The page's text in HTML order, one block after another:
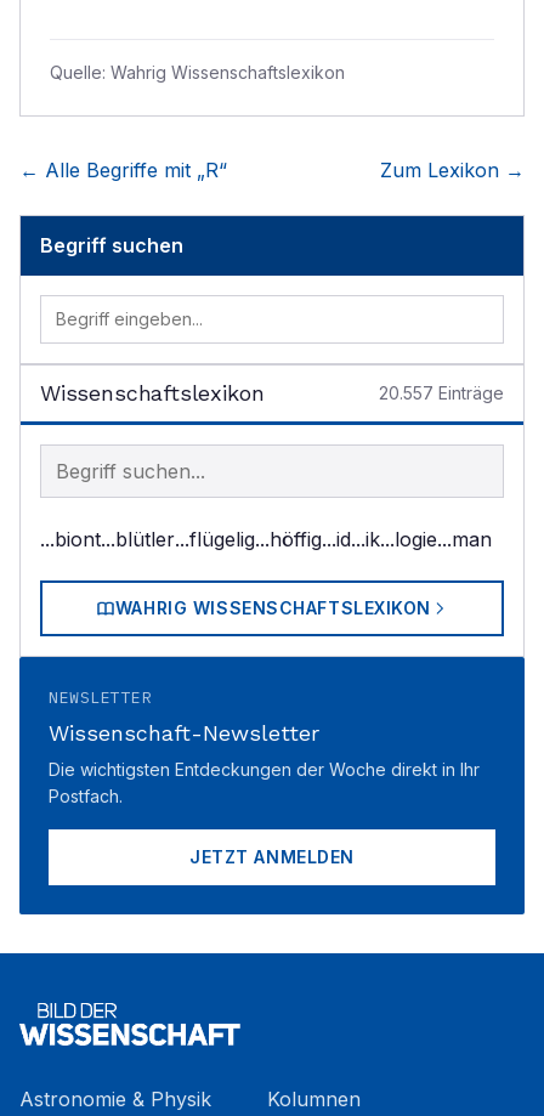
Quelle: Wahrig Wissenschaftslexikon
← Alle Begriffe mit „R“ Zum Lexikon →
Begriff suchen
Wissenschaftslexikon 20.557 Einträge
Begriff im Lexikon suchen
...biont...blütler...flügelig...höffig...id...ik...logie...man
WAHRIG WISSENSCHAFTSLEXIKON
NEWSLETTER
Wissenschaft-Newsletter
Die wichtigsten Entdeckungen der Woche direkt in Ihr
Postfach.
JETZT ANMELDEN
Astronomie & Physik
Kolumnen